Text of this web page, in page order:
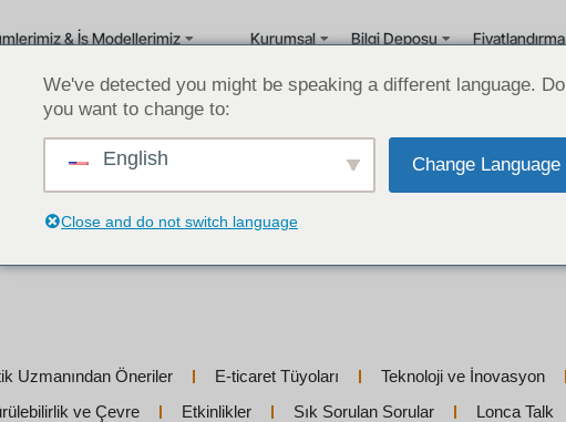
& İş Modellerimiz Kurumsal Bilgi Deposu Fiyatlandırma
Uzmanından Öneriler E-ticaret Tüyoları Teknoloji ve İnovasyon
ve Çevre
Etkinlikler Sık Sorulan Sorular Lonca Talk
We've detected you might be speaking a different language. Do
you want to change to:
English Change Language
Close and do not switch language